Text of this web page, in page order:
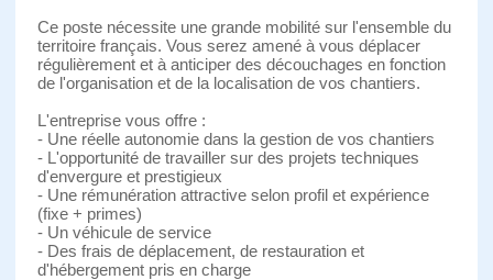
Ce poste nécessite une grande mobilité sur l'ensemble du
territoire français. Vous serez amené à vous déplacer
régulièrement et à anticiper des découchages en fonction
de l'organisation et de la localisation de vos chantiers.
L'entreprise vous offre :
- Une réelle autonomie dans la gestion de vos chantiers
- L'opportunité de travailler sur des projets techniques
d'envergure et prestigieux
- Une rémunération attractive selon profil et expérience
(fixe + primes)
- Un véhicule de service
- Des frais de déplacement, de restauration et
d'hébergement pris en charge